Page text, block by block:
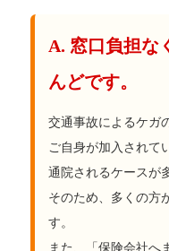
A. 窓口負担な
んどです。
交通事故によるケガ
ご自身が加入されて
通院されるケースが
そのため、多くの方
す。
また、「保険会社へ